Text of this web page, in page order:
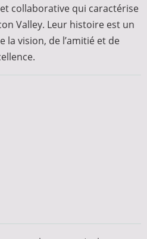
collaborative qui caractérise
Valley. Leur histoire est un
vision, de l’amitié et de